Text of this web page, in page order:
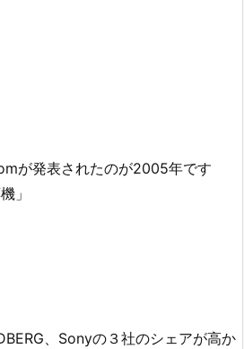
が発表されたのが2005年です
」
、Sonyの３社のシェアが高か